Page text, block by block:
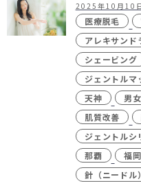
2025年10月10
医療脱毛
アレキサンド
シェービング
ジェントルマ
天神
男
肌質改善
ジェントルシ
那覇
福
針（ニードル